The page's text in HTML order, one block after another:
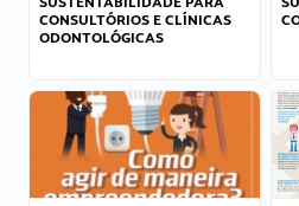
CONSULTÓRIOS E CLÍNICAS
ODONTOLÓGICAS